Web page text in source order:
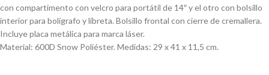
con compartimento con velcro para portátil de 14″ y el otro con bolsillo
interior para bolígrafo y libreta. Bolsillo frontal con cierre de cremallera.
Incluye placa metálica para marca láser.
Material: 600D Snow Poliéster. Medidas: 29 x 41 x 11,5 cm.